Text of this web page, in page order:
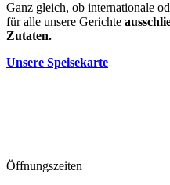
Ganz gleich, ob internationale
für alle unsere Gerichte
Zutaten.
Unsere Speisekarte
Öffnungszeiten